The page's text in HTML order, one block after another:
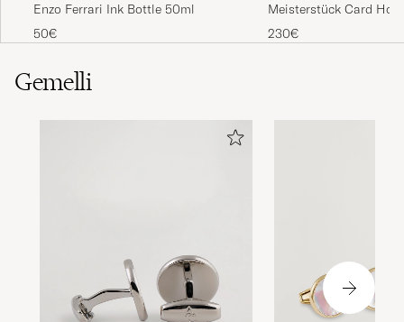
Enzo Ferrari Ink Bottle 50ml
50€
Meisterstück Card
Black
230€
Gemelli